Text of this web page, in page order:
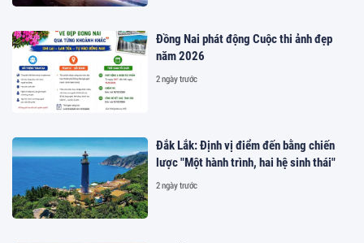
Đồng Nai phát động Cuộc thi ảnh đẹp
năm 2026
2 ngày trước
Đắk Lắk: Định vị điểm đến bằng chiến
lược "Một hành trình, hai hệ sinh thái"
2 ngày trước